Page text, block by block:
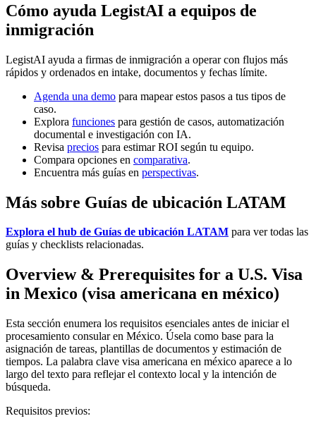
Cómo ayuda LegistAI a equipos de
inmigración
LegistAI ayuda a firmas de inmigración a operar con flujos más
rápidos y ordenados en intake, documentos y fechas límite.
Agenda una demo para mapear estos pasos a tus tipos de
caso.
Explora funciones para gestión de casos, automatización
documental e investigación con IA.
Revisa precios para estimar ROI según tu equipo.
Compara opciones en comparativa.
Encuentra más guías en perspectivas.
Más sobre Guías de ubicación LATAM
Explora el hub de Guías de ubicación LATAM para ver todas las
guías y checklists relacionadas.
Overview & Prerequisites for a U.S. Visa
in Mexico (visa americana en méxico)
Esta sección enumera los requisitos esenciales antes de iniciar el
procesamiento consular en México. Úsela como base para la
asignación de tareas, plantillas de documentos y estimación de
tiempos. La palabra clave visa americana en méxico aparece a lo
largo del texto para reflejar el contexto local y la intención de
búsqueda.
Requisitos previos: